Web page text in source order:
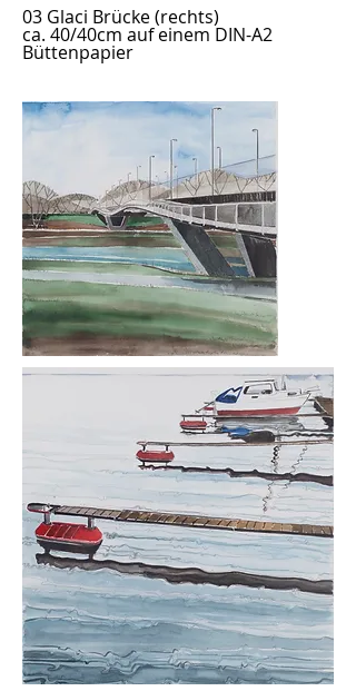
03 Glaci Brücke (rechts)
ca. 40/40cm auf einem DIN-A2
Büttenpapier